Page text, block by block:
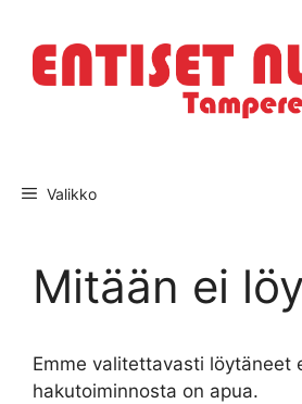
sisältöön
Valikko
Mitään ei
Emme valitettavasti löytäneet
hakutoiminnosta on apua.